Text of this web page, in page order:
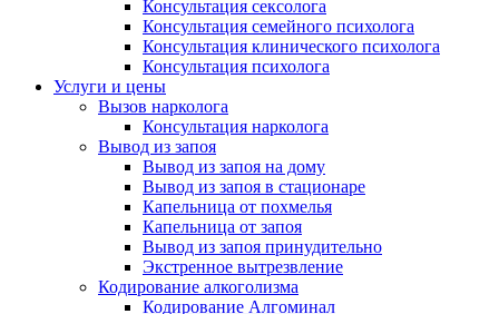
Консультация сексолога
Консультация семейного психолога
Консультация клинического психолога
Консультация психолога
Услуги и цены
Вызов нарколога
Консультация нарколога
Вывод из запоя
Вывод из запоя на дому
Вывод из запоя в стационаре
Капельница от похмелья
Капельница от запоя
Вывод из запоя принудительно
Экстренное вытрезвление
Кодирование алкоголизма
Кодирование Алгоминал